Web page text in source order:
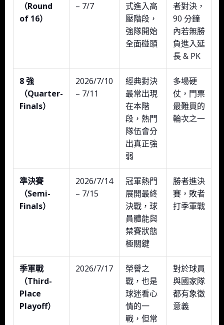
（Round
of 16）
– 7/7
式進入高
壓階段，
強隊開始
全面碰頭
者對決，
90 分鐘
內若無勝
負進入延
長 & PK
8 強
（Quarter-
Finals）
2026/7/10
– 7/11
經典對決
最常出現
在本階
段，熱門
隊伍會分
出真正強
弱
多場硬
仗，門票
最難買的
輪次之一
準決賽
（Semi-
Finals）
2026/7/14
– 7/15
冠軍熱門
展開最終
決戰，球
員體能與
禁賽狀態
極關鍵
勝者進決
賽，敗者
打季軍戰
季軍戰
（Third-
Place
Playoff）
2026/7/17
榮譽之
戰，也是
球迷看心
情的一
戰，但常
對於球員
與國家隊
都有象徵
意義